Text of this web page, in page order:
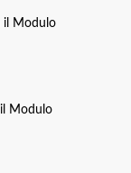
il Modulo
Modulo